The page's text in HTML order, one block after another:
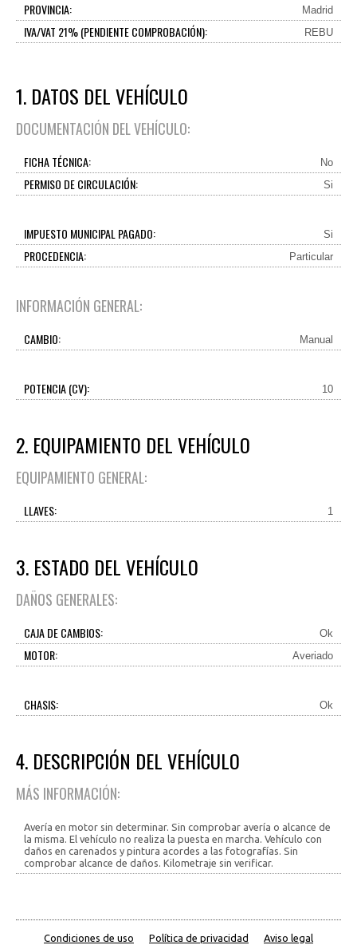
PROVINCIA: Madrid
IVA/VAT 21% (PENDIENTE COMPROBACIÓN): REBU
1. DATOS DEL VEHÍCULO
DOCUMENTACIÓN DEL VEHÍCULO:
FICHA TÉCNICA: No
PERMISO DE CIRCULACIÓN: Si
IMPUESTO MUNICIPAL PAGADO: Si
PROCEDENCIA: Particular
INFORMACIÓN GENERAL:
CAMBIO: Manual
POTENCIA (CV): 10
2. EQUIPAMIENTO DEL VEHÍCULO
EQUIPAMIENTO GENERAL:
LLAVES: 1
3. ESTADO DEL VEHÍCULO
DAÑOS GENERALES:
CAJA DE CAMBIOS: Ok
MOTOR: Averiado
CHASIS: Ok
4. DESCRIPCIÓN DEL VEHÍCULO
MÁS INFORMACIÓN:
Avería en motor sin determinar. Sin comprobar avería o alcance de
la misma. El vehículo no realiza la puesta en marcha. Vehículo con
daños en carenados y pintura acordes a las fotografías. Sin
comprobar alcance de daños. Kilometraje sin verificar.
Condiciones de uso Política de privacidad Aviso legal